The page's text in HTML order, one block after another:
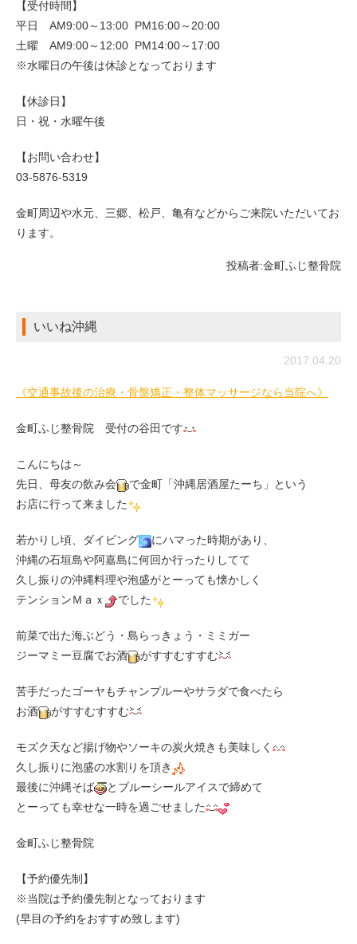
【受付時間】
平日 AM9:00～13:00 PM16:00～20:00
土曜 AM9:00～12:00 PM14:00～17:00
※水曜日の午後は休診となっております
【休診日】
日・祝・水曜午後
【お問い合わせ】
03-5876-5319
金町周辺や水元、三郷、松戸、亀有などからご来院いただいてお
ります。
投稿者:金町ふじ整骨院
いいね沖縄
2017.04.20
《交通事故後の治療・骨盤矯正・整体マッサージなら当院へ》
金町ふじ整骨院 受付の谷田です
こんにちは～
先日、母友の飲み会
で金町「沖縄居酒屋たーち」という
お店に行って来ました
若かりし頃、ダイビング
にハマった時期があり、
沖縄の石垣島や阿嘉島に何回か行ったりしてて
久し振りの沖縄料理や泡盛がとーっても懐かしく
テンションＭａｘ
でした
前菜で出た海ぶどう・島らっきょう・ミミガー
ジーマミー豆腐でお酒
がすすむすすむ
苦手だったゴーヤもチャンプルーやサラダで食べたら
お酒
がすすむすすむ
モズク天など揚げ物やソーキの炭火焼きも美味しく
久し振りに泡盛の水割りを頂き
最後に沖縄そば
とブルーシールアイスで締めて
とーっても幸せな一時を過ごせました
金町ふじ整骨院
【予約優先制】
※当院は予約優先制となっております
(早目の予約をおすすめ致します)